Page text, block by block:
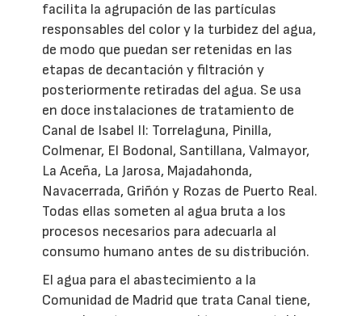
facilita la agrupación de las partículas
responsables del color y la turbidez del agua,
de modo que puedan ser retenidas en las
etapas de decantación y filtración y
posteriormente retiradas del agua. Se usa
en doce instalaciones de tratamiento de
Canal de Isabel II: Torrelaguna, Pinilla,
Colmenar, El Bodonal, Santillana, Valmayor,
La Aceña, La Jarosa, Majadahonda,
Navacerrada, Griñón y Rozas de Puerto Real.
Todas ellas someten al agua bruta a los
procesos necesarios para adecuarla al
consumo humano antes de su distribución.
El agua para el abastecimiento a la
Comunidad de Madrid que trata Canal tiene,